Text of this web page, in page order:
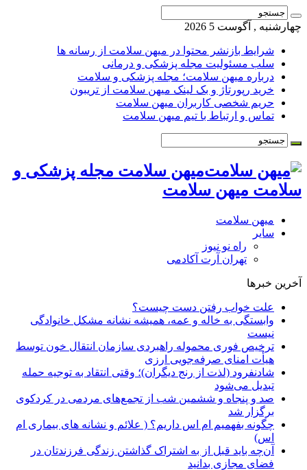
چهارشنبه , آگوست 5 2026
شرایط بازنشر محتوا در میهن سلامت از رسانه ها
سلب مسئولیت مجله پزشکی و درمانی
درباره میهن سلامت؛ مجله پزشکی و سلامت
خرید رپورتاژ و بک لینک میهن سلامت از تریبون
حریم شخصی کاربران میهن سلامت
تماس و ارتباط با تیم میهن سلامت
میهن سلامت مجله پزشکی و
سلامت میهن سلامت
میهن سلامت
سایر
راه نو نیوز
تهران آرت آکادمی
آخرین خبرها
علت خواب رفتن دست چیست؟
وابستگی به خاله و عمه، همیشه نشانه مشکل خانوادگی
نیست
ترخیص فوری محموله راهبردی سازمان انتقال خون توسط
هیأت امنای صرفه‌جویی ارزی
شادنفرود (لذت از رنج دیگران)؛ وقتی انتقاد به توجیه حمله
تبدیل می‌شود
صد و پنجاه‌ و ششمین شب از تجمع‌های مردمی در کردکوی
برگزار شد
چگونه بفهمیم ام اس داریم؟ ( علائم و نشانه های بیماری ام
اس)
آن‌چه باید قبل از به اشتراک گذاشتن زندگی فرزندتان در
فضای مجازی بدانید